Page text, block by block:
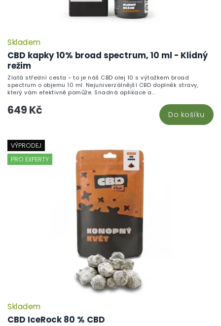
CBD kapky 10% broad spectrum, 10 ml - Klidný
režim
Skladem
649 Kč Do košíku
Zlatá střední cesta - to je náš CBD olej 10 s výtažkem broad
spectrum o objemu 10 ml. Nejuniverzálnější CBD doplněk stravy,
který vám efektivně pomůže. Snadná aplikace a...
VÝPRODEJ
PRO EXPERTY
CBD IceRock 80 % CBD
Skladem